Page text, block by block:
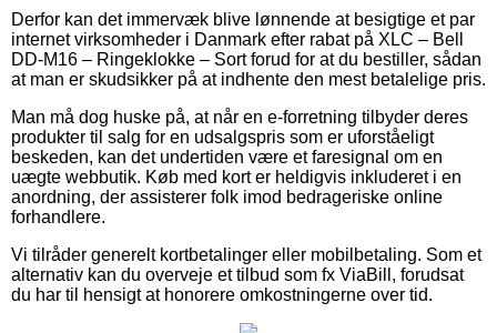
Derfor kan det immervæk blive lønnende at besigtige et par
internet virksomheder i Danmark efter rabat på XLC – Bell
DD-M16 – Ringeklokke – Sort forud for at du bestiller, sådan
at man er skudsikker på at indhente den mest betalelige pris.
Man må dog huske på, at når en e-forretning tilbyder deres
produkter til salg for en udsalgspris som er uforståeligt
beskeden, kan det undertiden være et faresignal om en
uægte webbutik. Køb med kort er heldigvis inkluderet i en
anordning, der assisterer folk imod bedrageriske online
forhandlere.
Vi tilråder generelt kortbetalinger eller mobilbetaling. Som et
alternativ kan du overveje et tilbud som fx ViaBill, forudsat
du har til hensigt at honorere omkostningerne over tid.